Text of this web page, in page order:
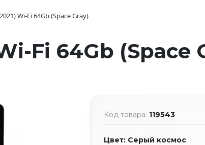
Wi-Fi 64Gb (Space Gray)
Fi 64Gb (Space
Код товара: 119543
Цвет: Серый космос